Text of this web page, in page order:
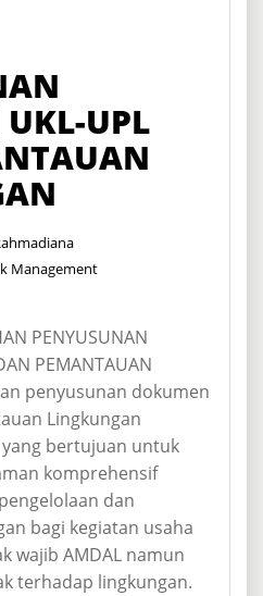
UPL
Management
PENYUSUNAN
PEMANTAUAN
penyusunan dokumen
Lingkungan
bertujuan untuk
komprehensif
dan
bagi kegiatan usaha
wajib AMDAL namun
terhadap lingkungan.